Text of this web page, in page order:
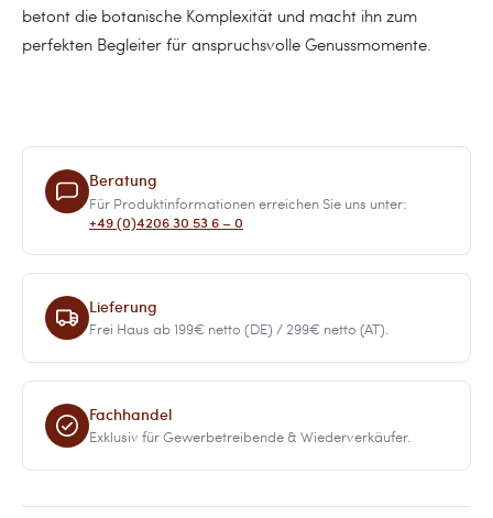
betont die botanische Komplexität und macht ihn zum
perfekten Begleiter für anspruchsvolle Genussmomente.
Beratung
Für Produktinformationen erreichen Sie uns unter:
+49 (0)4206 30 53 6 – 0
Lieferung
Frei Haus ab 199€ netto (DE) / 299€ netto (AT).
Fachhandel
Exklusiv für Gewerbetreibende & Wiederverkäufer.